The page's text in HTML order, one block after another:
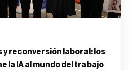
y reconversión laboral: los
la IA al mundo del trabajo